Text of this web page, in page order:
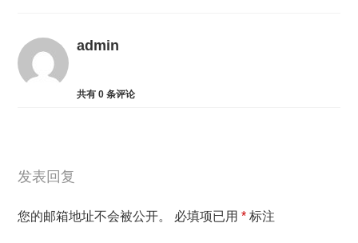
admin
共有0 条评论
发表回复
您的邮箱地址不会被公开。 必填项已用* 标注